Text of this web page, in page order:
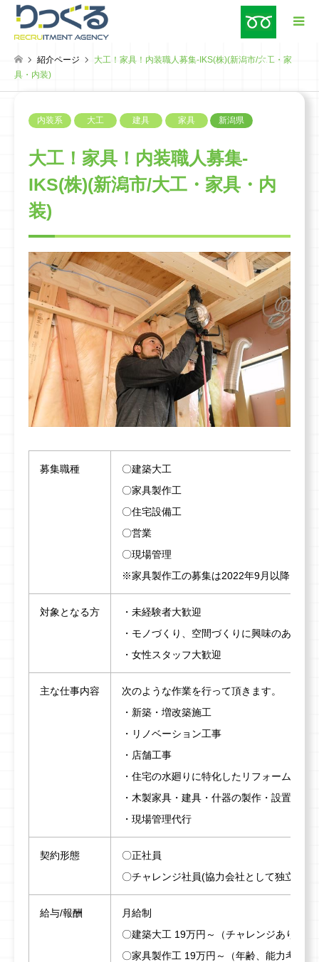
検索
紹介ページ
大工！家具！内装職人募集-IKS(株)(新潟市/大工・家
具・内装)
内装系 大工 建具 家具 新潟県
大工！家具！内装職人募集-
IKS(株)(新潟市/大工・家具・内
装)
募集職種
〇建築大工
〇家具製作工
〇住宅設備工
〇営業
〇現場管理
※家具製作工の募集は2022年9月以降とな
対象となる方
・未経験者大歓迎
・モノづくり、空間づくりに興味のある方
・女性スタッフ大歓迎
主な仕事内容
次のような作業を行って頂きます。
・新築・増改築施工
・リノベーション工事
・店舗工事
・住宅の水廻りに特化したリフォーム提案
・木製家具・建具・什器の製作・設置
・現場管理代行
契約形態
〇正社員
〇チャレンジ社員(協力会社として独立し
給与/報酬
月給制
〇建築大工 19万円～（チャレンジあり）
〇家具製作工 19万円～（年齢、能力考慮）